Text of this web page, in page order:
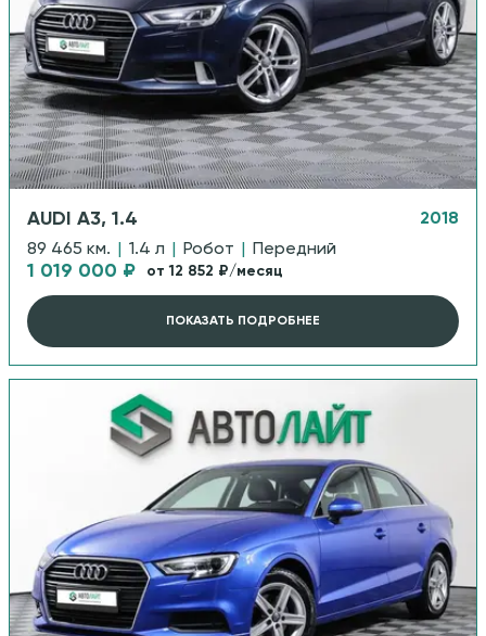
AUDI A3, 1.4
2018
89 465 км.
1.4 л Робот Передний
1 019 000 ₽ от 12 852 ₽/месяц
ПОКАЗАТЬ ПОДРОБНЕЕ